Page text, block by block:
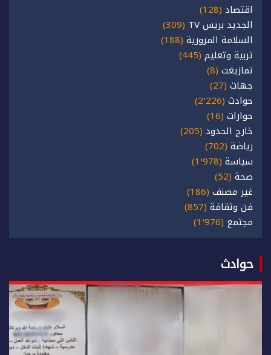
اقتصاد (128)
الجديد بريس TV
(309)
السلامة المرورية (188)
تربية وتعليم (445)
تمازيغت (8)
جهات (27)
حوادث (2٬226)
حوارات (16)
خارج الحدود (205)
رياضة (702)
سياسة (1٬978)
صحة (52)
غير مصنف (186)
فن وثقافة (857)
مجتمع (1٬976)
حوادث